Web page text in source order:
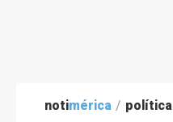
notimérica / política